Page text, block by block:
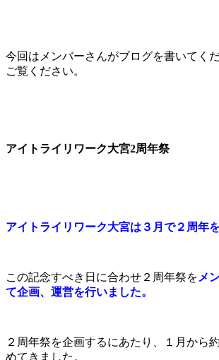
今回はメンバーさんがブログを書いてく
ご覧ください。
アイトライリワーク大宮2周年祭
アイトライリワーク大宮は３月で２周年
この記念すべき日に合わせ２周年祭を メ
て企画、運営を行いました。
２周年祭を企画するにあたり、１月から
めてきました。